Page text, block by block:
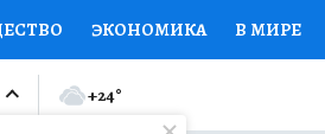
ЭКОНОМИКА В МИРЕ
ПРОИСШЕСТВИЯ
+24°